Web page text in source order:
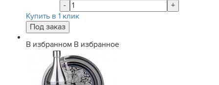
-
+
Купить в 1 клик
В избранном В избранное